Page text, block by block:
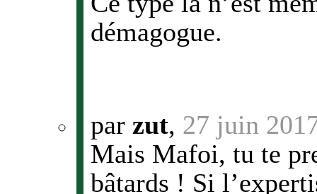
démagogue.
par zut, 27 juin
Mais Mafoi, tu te
bâtards ! Si